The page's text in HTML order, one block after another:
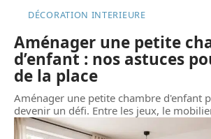
DÉCORATION INTERIEURE
Aménager une petite
d’enfant : nos astuces
de la place
Aménager une petite chambre d'enfant
devenir un défi. Entre les jeux, le